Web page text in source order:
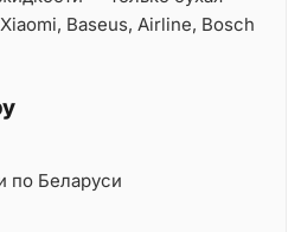
Baseus, Airline, Bosch
по Беларуси